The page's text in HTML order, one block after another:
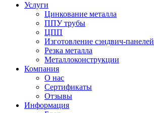
Услуги
Цинкование металла
ППУ трубы
ЦПП
Изготовление сэндвич-панелей
Резка металла
Металлоконструкции
Компания
О нас
Сертификаты
Отзывы
Информация